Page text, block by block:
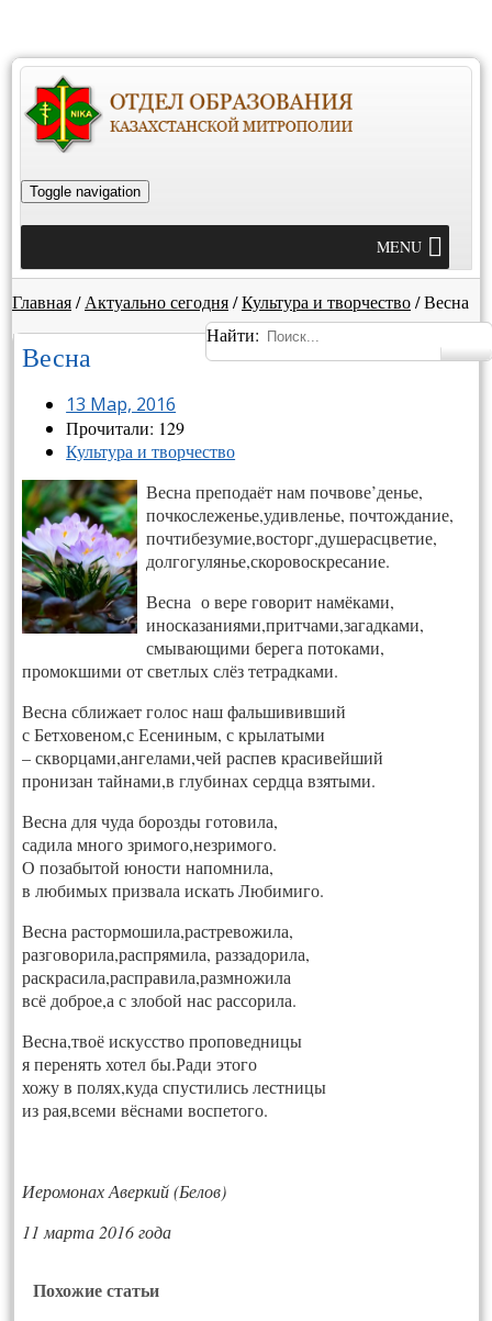
Toggle navigation
MENU
Главная/ Актуально сегодня/Культура и творчество/Весна
Найти:
Весна
13 Мар, 2016
Прочитали: 129
Культура и творчество
Весна преподаёт нам почвове’денье,
почкослеженье,удивленье, почтождание,
почтибезумие,восторг,душерасцветие,
долгогулянье,скоровоскресание.
Весна о вере говорит намёками,
иносказаниями,притчами,загадками,
смывающими берега потоками,
промокшими от светлых слёз тетрадками.
Весна сближает голос наш фальшививший
с Бетховеном,с Есениным, с крылатыми
– скворцами,ангелами,чей распев красивейший
пронизан тайнами,в глубинах сердца взятыми.
Весна для чуда борозды готовила,
садила много зримого,незримого.
О позабытой юности напомнила,
в любимых призвала искать Любимиго.
Весна растормошила,растревожила,
разговорила,распрямила, раззадорила,
раскрасила,расправила,размножила
всё доброе,а с злобой нас рассорила.
Весна,твоё искусство проповедницы
я перенять хотел бы.Ради этого
хожу в полях,куда спустились лестницы
из рая,всеми вёснами воспетого.
Иеромонах Аверкий (Белов)
11 марта 2016 года
Похожие статьи